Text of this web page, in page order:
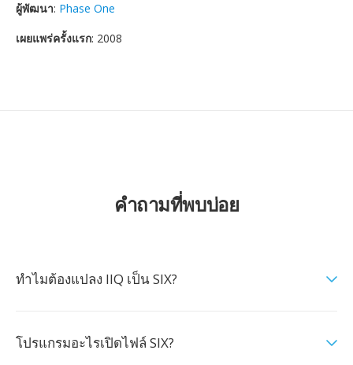
ผู้พัฒนา: Phase One
เผยแพร่ครั้งแรก: 2008
คำถามที่พบบ่อย
ทำไมต้องแปลง IIQ เป็น SIX?
โปรแกรมอะไรเปิดไฟล์ SIX?